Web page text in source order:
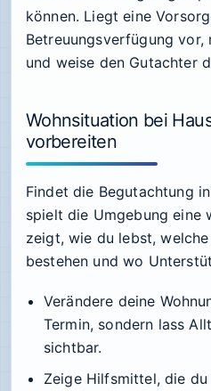
können. Liegt eine
Betreuungsverfügung vor,
und weise den Gutachter
Wohnsituation bei
vorbereiten
Findet die Begutachtung
spielt die Umgebung eine
zeigt, wie du lebst,
bestehen und wo
Verändere deine
Termin, sondern lass
sichtbar.
Zeige Hilfsmittel, die